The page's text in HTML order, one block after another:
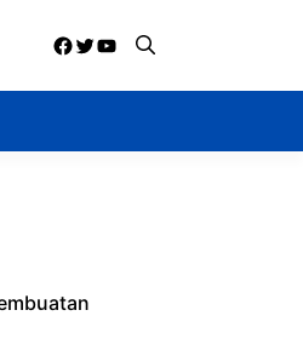
Facebook
Twitter
YouTube